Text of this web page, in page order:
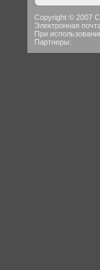
Copyright © 2007
Электронная
При
Партнеры: